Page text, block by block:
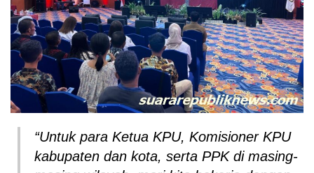
“Untuk para Ketua KPU, Komisioner KPU
kabupaten dan kota, serta PPK di masing-